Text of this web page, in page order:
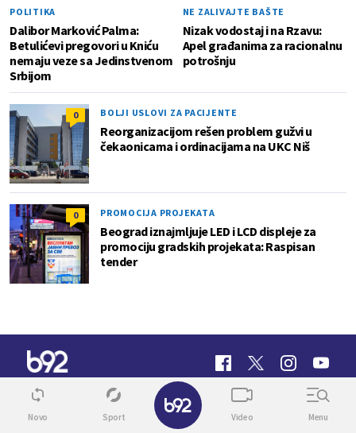
POLITIKA
Dalibor Marković Palma:
Betulićevi pregovori u Kniću
nemaju veze sa Jedinstvenom
Srbijom
NE ZALIVAJTE BAŠTE
Nizak vodostaj i na Rzavu:
Apel građanima za racionalnu
potrošnju
0 BOLJI USLOVI ZA PACIJENTE
Reorganizacijom rešen problem gužvi u
čekaonicama i ordinacijama na UKC Niš
0 PROMOCIJA PROJEKATA
Beograd iznajmljuje LED i LCD displeje za
promociju gradskih projekata: Raspisan
tender
Novo Sport Video Menu
✕